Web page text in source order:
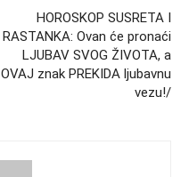
HOROSKOP SUSRETA I
RASTANKA: Ovan će pronaći
LJUBAV SVOG ŽIVOTA, a
OVAJ znak PREKIDA ljubavnu
vezu!/